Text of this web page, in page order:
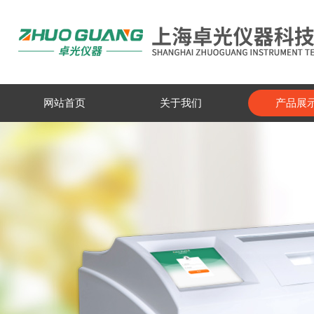
网站首页 关于我们 产品展